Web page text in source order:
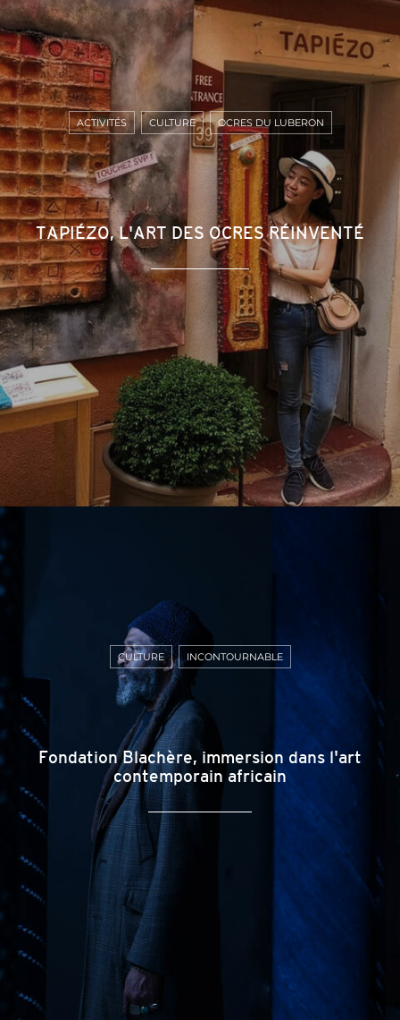
TAPIÉZO, L'ART DES OCRES RÉINVENTÉ
ACTIVITÉS CULTURE OCRES DU LUBERON
Fondation Blachère, immersion dans l'art
contemporain africain
CULTURE INCONTOURNABLE